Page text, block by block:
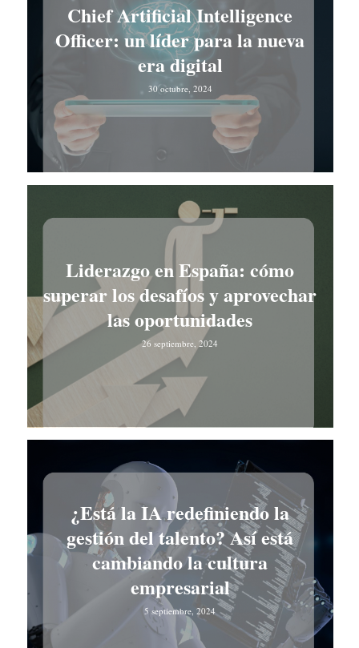
Chief Artificial Intelligence
Officer: un líder para la nueva
era digital
30 octubre, 2024
Liderazgo en España: cómo
superar los desafíos y aprovechar
las oportunidades
26 septiembre, 2024
¿Está la IA redefiniendo la
gestión del talento? Así está
cambiando la cultura
empresarial
5 septiembre, 2024